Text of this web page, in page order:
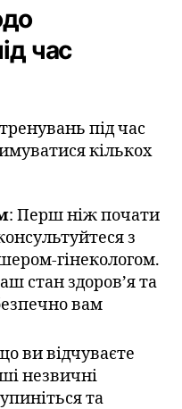
час
під час
кількох
: Перш ніж почати
з
гінекологом.
стан здоров’я та
вам
ви відчуваєте
незвичні
та